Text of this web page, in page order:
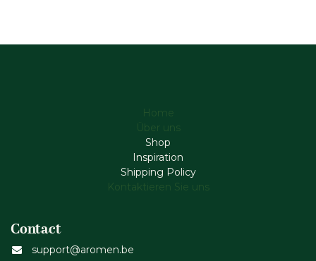
Home
Über uns
Shop
Inspiration
Shipping Policy
Kontaktieren Sie uns
Contact
support@aromen.be